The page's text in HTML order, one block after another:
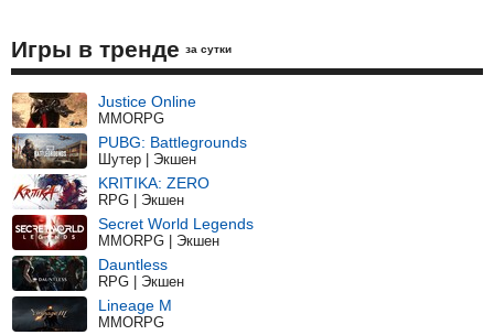
Игры в тренде за сутки
Justice Online
MMORPG
PUBG: Battlegrounds
Шутер | Экшен
KRITIKA: ZERO
RPG | Экшен
Secret World Legends
MMORPG | Экшен
Dauntless
RPG | Экшен
Lineage M
MMORPG